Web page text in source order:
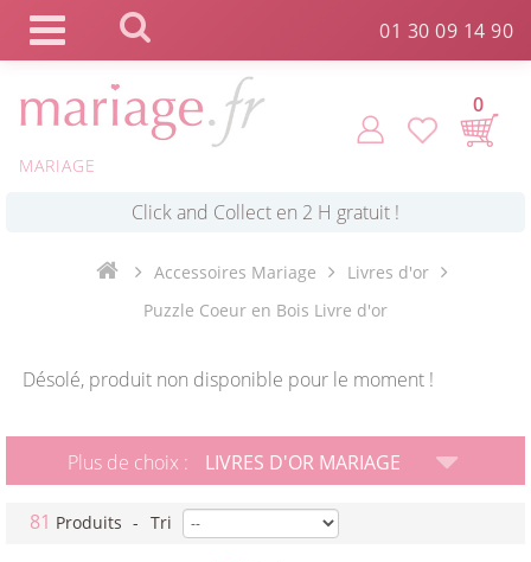
01 30 09 14 90
MARIAGE
0
Commande expédiée en 24h !
Click and Collect en 2 H gratuit !
Livraison point relais gratuit dès 89 € !
Payez votre commande en 4X sans frais *
Accessoires Mariage
Livres d'or
Puzzle Coeur en Bois Livre d'or
Désolé, produit non disponible pour le moment !
Plus de choix : LIVRES D'OR MARIAGE
81 Produits - Tri
Panneau de gestion des cookies